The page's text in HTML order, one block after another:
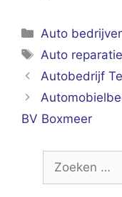
Categorieën
Auto
Tags
Auto reparatie
Autobedrijf
BV Boxmeer
naar: